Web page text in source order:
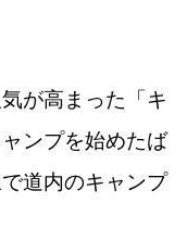
】
が高まった「キ
ンプを始めたば
道内のキャンプ